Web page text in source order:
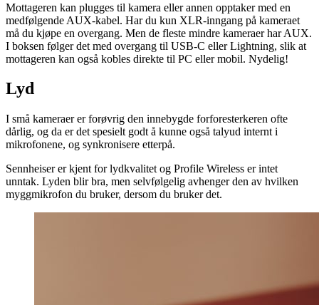
Mottageren kan plugges til kamera eller annen opptaker med en
medfølgende AUX-kabel. Har du kun XLR-inngang på kameraet
må du kjøpe en overgang. Men de fleste mindre kameraer har AUX.
I boksen følger det med overgang til USB-C eller Lightning, slik at
mottageren kan også kobles direkte til PC eller mobil. Nydelig!
Lyd
I små kameraer er forøvrig den innebygde forforesterkeren ofte
dårlig, og da er det spesielt godt å kunne også talyud internt i
mikrofonene, og synkronisere etterpå.
Sennheiser er kjent for lydkvalitet og Profile Wireless er intet
unntak. Lyden blir bra, men selvfølgelig avhenger den av hvilken
myggmikrofon du bruker, dersom du bruker det.